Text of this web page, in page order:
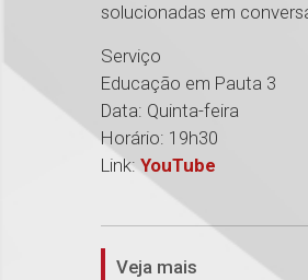
solucionadas em
Serviço
Educação em Pauta 3
Data: Quinta-feira
Horário: 19h30
Link: YouTube
Veja mais